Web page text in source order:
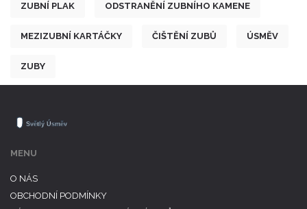
ZUBNÍ PLAK ODSTRANĚNÍ ZUBNÍHO KAMENE
MEZIZUBNÍ KARTÁČKY ČIŠTĚNÍ ZUBŮ ÚSMĚV
ZUBY
MENU
O NÁS
OBCHODNÍ PODMÍNKY